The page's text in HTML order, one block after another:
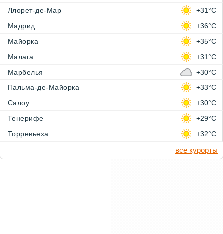
Ллорет-де-Мар
+31°C
Мадрид
+36°C
Майорка
+35°C
Малага
+31°C
Марбелья
+30°C
Пальма-де-Майорка
+33°C
Салоу
+30°C
Тенерифе
+29°C
Торревьеха
+32°C
все курорты